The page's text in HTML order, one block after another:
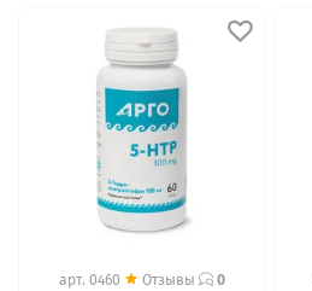
арт. 0460 Отзывы 0